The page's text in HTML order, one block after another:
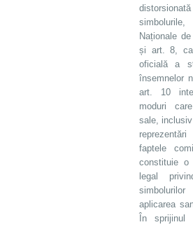
Naționale
și art. 8,
oficială a
însemnelor
art. 10
moduri
sale,
faptele
constituie o
legal
aplicarea
În sprijinul